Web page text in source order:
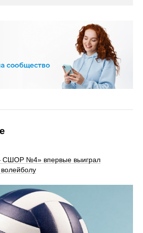
СШОР №4» впервые выиграл